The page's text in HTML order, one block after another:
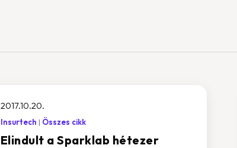
Elindult a Sparklab hétezer
2017.10.20.
Insurtech Összes cikk